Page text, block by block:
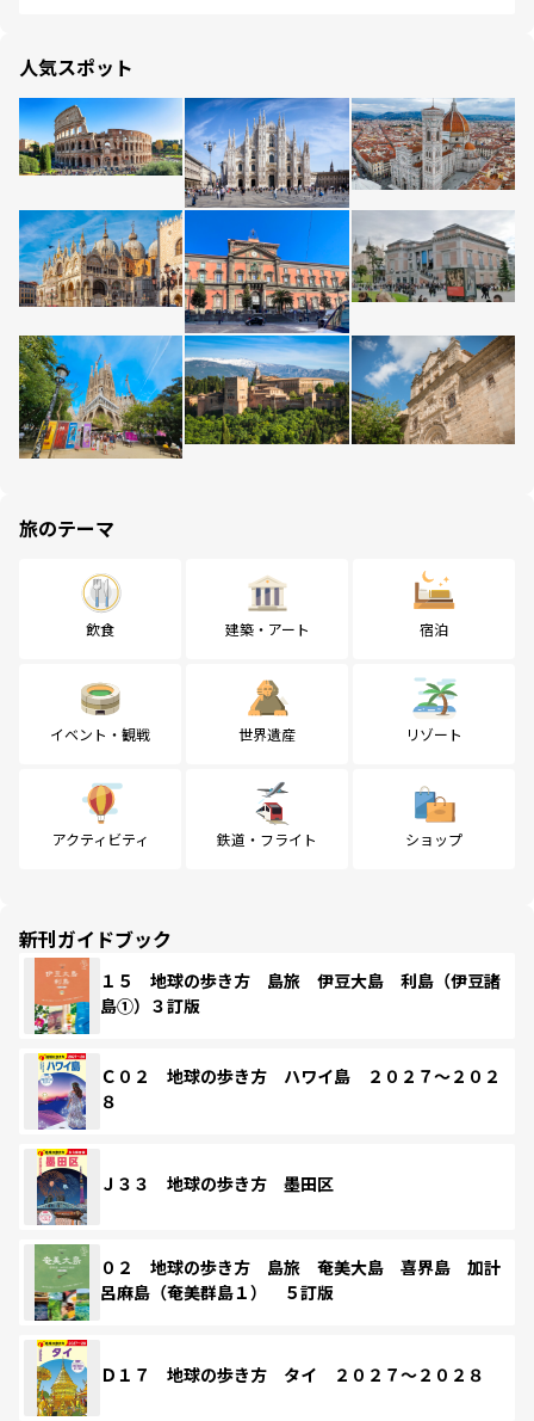
人気スポット
旅のテーマ
飲食 建築・アート 宿泊
イベント・観戦 世界遺産 リゾート
アクティビティ 鉄道・フライト ショップ
新刊ガイドブック
１５ 地球の歩き方 島旅 伊豆大島 利島（伊豆諸
島①）３訂版
Ｃ０２ 地球の歩き方 ハワイ島 ２０２７～２０２
８
Ｊ３３ 地球の歩き方 墨田区
０２ 地球の歩き方 島旅 奄美大島 喜界島 加計
呂麻島（奄美群島１） ５訂版
Ｄ１７ 地球の歩き方 タイ ２０２７～２０２８